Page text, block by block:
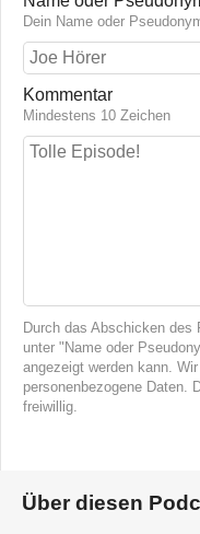
Dein Name oder
Kommentar
Mindestens 10 Zeichen
Durch das Abschicken
unter "Name oder
angezeigt werden kann.
personenbezogene Daten.
freiwillig.
Über diesen